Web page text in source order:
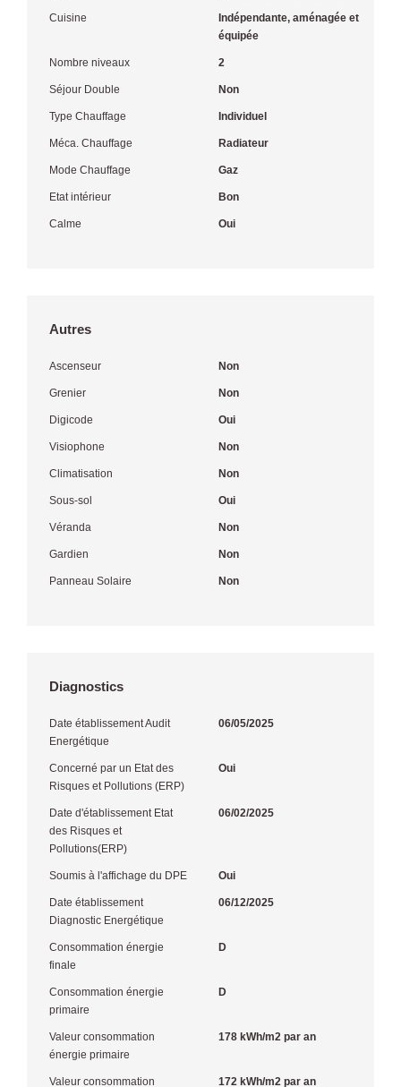
Cuisine
Indépendante, aménagée et
équipée
Nombre niveaux 2
Séjour Double Non
Type Chauffage Individuel
Méca. Chauffage Radiateur
Mode Chauffage Gaz
Etat intérieur Bon
Calme Oui
Autres
Ascenseur Non
Grenier Non
Digicode Oui
Visiophone Non
Climatisation Non
Sous-sol Oui
Véranda Non
Gardien Non
Panneau Solaire Non
Diagnostics
Date établissement Audit
Energétique
06/05/2025
Concerné par un Etat des
Risques et Pollutions (ERP)
Oui
Date d'établissement Etat
des Risques et
Pollutions(ERP)
06/02/2025
Soumis à l'affichage du DPE Oui
Date établissement
Diagnostic Energétique
06/12/2025
Consommation énergie
finale
D
Consommation énergie
primaire
D
Valeur consommation
énergie primaire
178 kWh/m2 par an
Valeur consommation
172 kWh/m2 par an